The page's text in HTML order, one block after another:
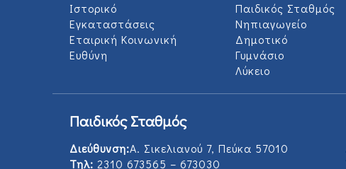
Ιστορικό
Εγκαταστάσεις
Εταιρική Κοινωνική
Ευθύνη
Παιδικός Σταθμός
Νηπιαγωγείο
Δημοτικό
Γυμνάσιο
Λύκειο
Παιδικός Σταθμός
Διεύθυνση:Α. Σικελιανού 7, Πεύκα 57010
Τηλ: 2310 673565 – 673030